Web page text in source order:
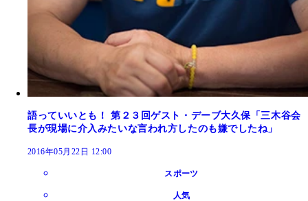
語っていいとも！ 第２３回ゲスト・デーブ大久保「三木谷会
長が現場に介入みたいな言われ方したのも嫌でしたね」
2016年05月22日 12:00
スポーツ
人気